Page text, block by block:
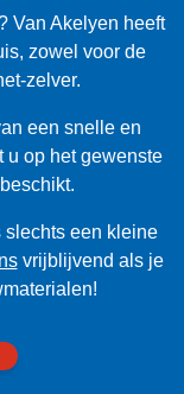
Van Akelyen heeft
zowel voor de
zelver.
een snelle en
u op het gewenste
slechts een kleine
vrijblijvend als je